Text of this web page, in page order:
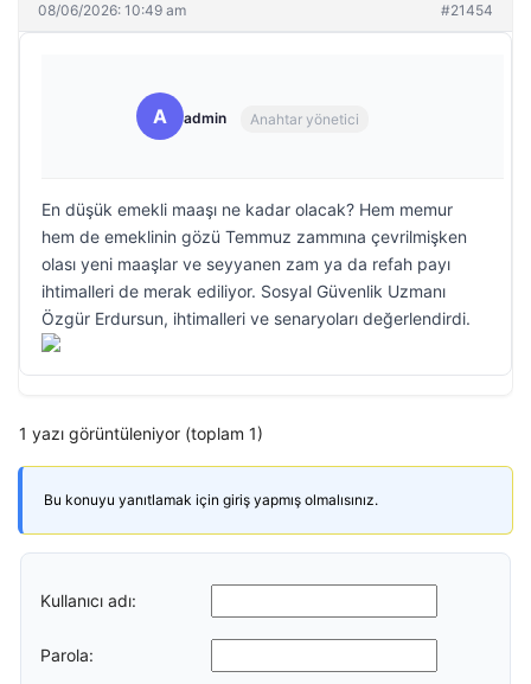
08/06/2026: 10:49 am #21454
A admin Anahtar yönetici
En düşük emekli maaşı ne kadar olacak? Hem memur
hem de emeklinin gözü Temmuz zammına çevrilmişken
olası yeni maaşlar ve seyyanen zam ya da refah payı
ihtimalleri de merak ediliyor. Sosyal Güvenlik Uzmanı
Özgür Erdursun, ihtimalleri ve senaryoları değerlendirdi.
1 yazı görüntüleniyor (toplam 1)
Bu konuyu yanıtlamak için giriş yapmış olmalısınız.
Kullanıcı adı:
Parola: